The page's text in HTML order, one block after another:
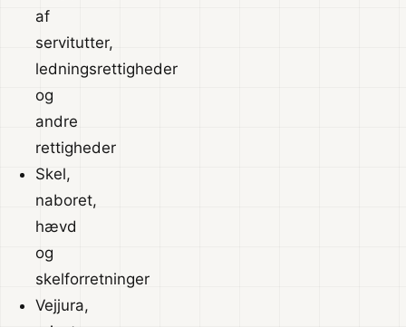
af
servitutter,
ledningsrettigheder
og
andre
rettigheder
Skel,
naboret,
hævd
og
skelforretninger
Vejjura,